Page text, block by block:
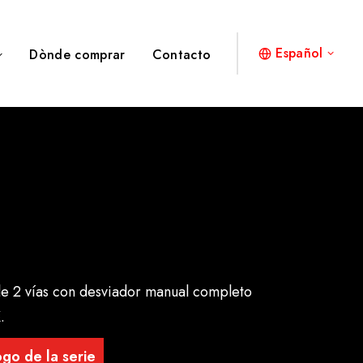
Dònde comprar Contacto Español
2 vías con desviador manual completo
de la serie